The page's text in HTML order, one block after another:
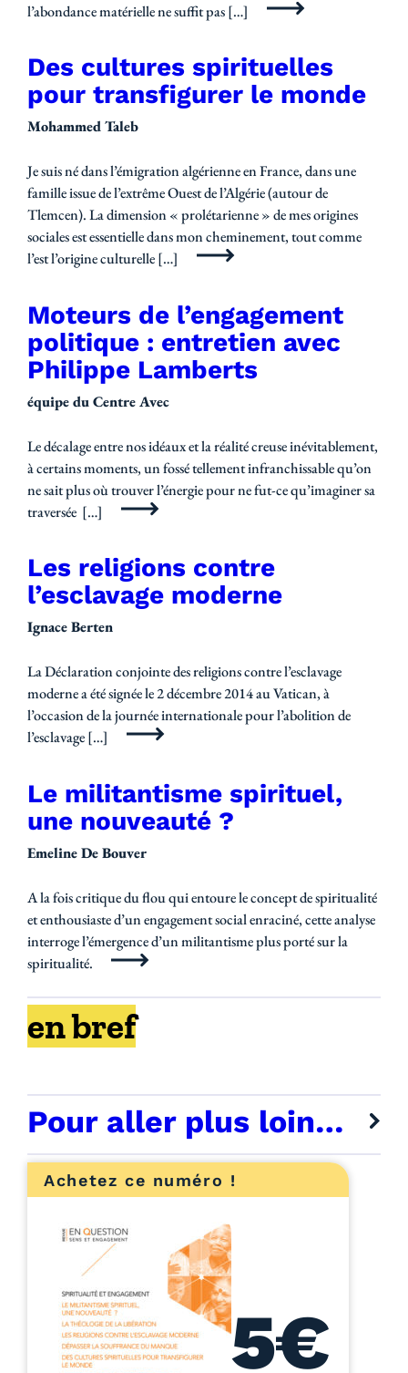
l’abondance matérielle ne suffit pas […]
Des cultures spirituelles
pour transfigurer le monde
Mohammed Taleb
Je suis né dans l’émigration algérienne en France, dans une
famille issue de l’extrême Ouest de l’Algérie (autour de
Tlemcen). La dimension « prolétarienne » de mes origines
sociales est essentielle dans mon cheminement, tout comme
l’est l’origine culturelle […]
Moteurs de l’engagement
politique : entretien avec
Philippe Lamberts
équipe du Centre Avec
Le décalage entre nos idéaux et la réalité creuse inévitablement,
à certains moments, un fossé tellement infranchissable qu’on
ne sait plus où trouver l’énergie pour ne fut-ce qu’imaginer sa
traversée […]
Les religions contre
l’esclavage moderne
Ignace Berten
La Déclaration conjointe des religions contre l’esclavage
moderne a été signée le 2 décembre 2014 au Vatican, à
l’occasion de la journée internationale pour l’abolition de
l’esclavage […]
Le militantisme spirituel,
une nouveauté ?
Emeline De Bouver
A la fois critique du flou qui entoure le concept de spiritualité
et enthousiaste d’un engagement social enraciné, cette analyse
interroge l’émergence d’un militantisme plus porté sur la
spiritualité.
en bref
Pour aller plus loin…
Achetez ce numéro !
5€